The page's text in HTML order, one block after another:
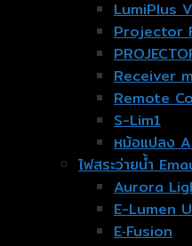
LumiPlus
Projector
Receiver
Remote
S-Lim1
หม้อแปลง
ไฟสระว่ายน้ำ
Aurora
E-Lumen
E‐Fusion